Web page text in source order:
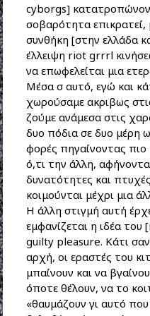
cyborgs]
σοβαρότητα
συνθήκη [στην ελλάδα
έλλειψη riot grrrl
να επωφελείται μια
Μέσα σ αυτό, εγώ και
χωρούσαμε ακριβως
ζούμε ανάμεσα στις
δυο πόδια σε δυο μέρη
φορές πηγαίνοντας
ό,τι την άλλη,
δυνατότητες και
κοιμούνται μέχρι μια
Η άλλη στιγμή αυτή
εμφανίζεται η ιδέα
guilty pleasure. Κάτι
αρχή, οι εραστές του
μπαίνουν και να
όποτε θέλουν, να το
«θαυμάζουν γι αυτό